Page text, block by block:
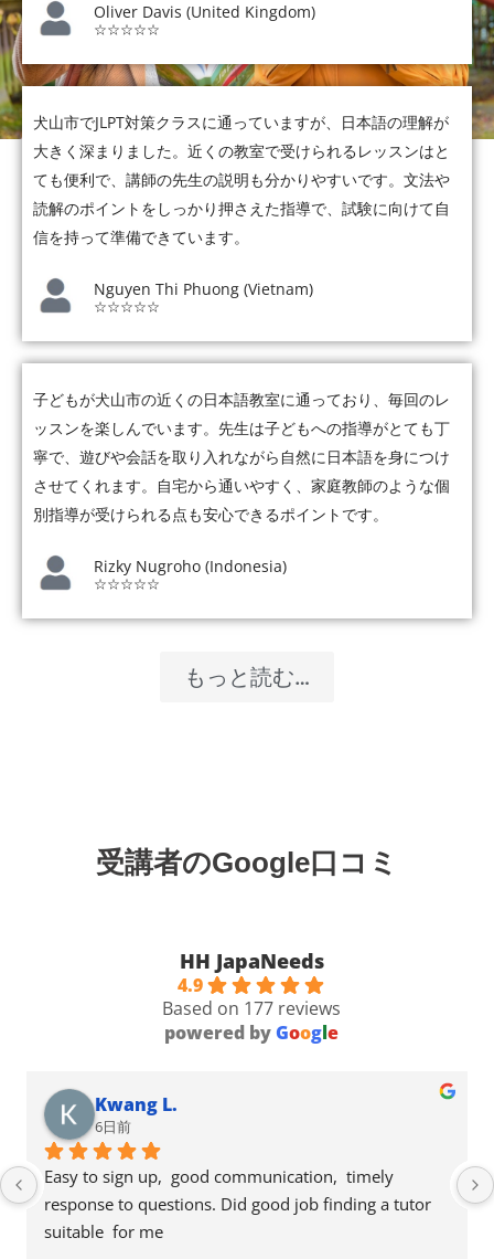
Oliver Davis (United Kingdom)
☆☆☆☆☆
犬山市でJLPT対策クラスに通っていますが、日本語の理解が
大きく深まりました。近くの教室で受けられるレッスンはと
ても便利で、講師の先生の説明も分かりやすいです。文法や
読解のポイントをしっかり押さえた指導で、試験に向けて自
信を持って準備できています。
Nguyen Thi Phuong (Vietnam)
☆☆☆☆☆
子どもが犬山市の近くの日本語教室に通っており、毎回のレ
ッスンを楽しんでいます。先生は子どもへの指導がとても丁
寧で、遊びや会話を取り入れながら自然に日本語を身につけ
させてくれます。自宅から通いやすく、家庭教師のような個
別指導が受けられる点も安心できるポイントです。
Rizky Nugroho (Indonesia)
☆☆☆☆☆
もっと読む…
受講者のGoogle口コミ
HH JapaNeeds
4.9
Based on 177 reviews
powered byGoogle
Kwang L.
6日前
Easy to sign up,  good communication,  timely
response to questions. Did good job finding a tutor
suitable  for me